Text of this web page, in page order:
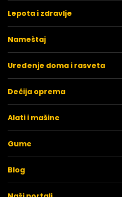
Lepota i zdravlje
Nameštaj
Uređenje doma i rasveta
Dečija oprema
Alati i mašine
Gume
Blog